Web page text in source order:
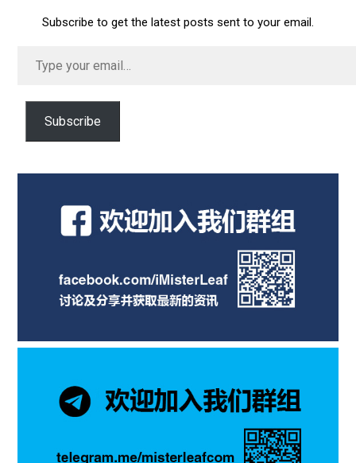
Subscribe to get the latest posts sent to your email.
your
Subscribe